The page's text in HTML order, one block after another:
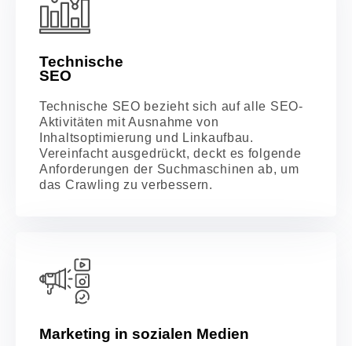
Technische
SEO
Technische SEO bezieht sich auf alle SEO-
Aktivitäten mit Ausnahme von
Inhaltsoptimierung und Linkaufbau.
Vereinfacht ausgedrückt, deckt es folgende
Anforderungen der Suchmaschinen ab, um
das Crawling zu verbessern.
Marketing in sozialen Medien